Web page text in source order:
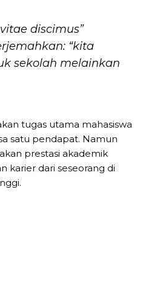
discimus”
“kita
sekolah melainkan
tugas utama mahasiswa
satu pendapat. Namun
prestasi akademik
karier dari seseorang di